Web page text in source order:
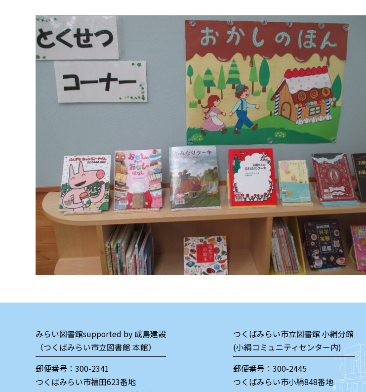
みらい図書館supported by 成島建設
（つくばみらい市立図書館 本館）
郵便番号：300-2341
つくばみらい市福田623番地
つくばみらい市立図書館 小絹分館
(小絹コミュニティセンター内)
郵便番号：300-2445
つくばみらい市小絹848番地